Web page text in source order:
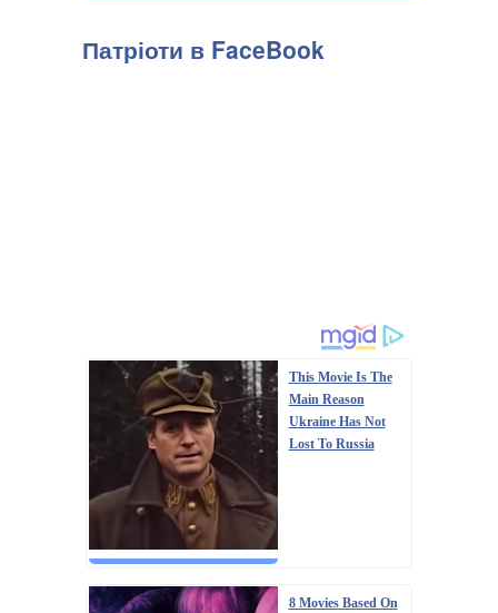
Патріоти в FaceBook
This Movie Is The
Main Reason
Ukraine Has Not
Lost To Russia
8 Movies Based On